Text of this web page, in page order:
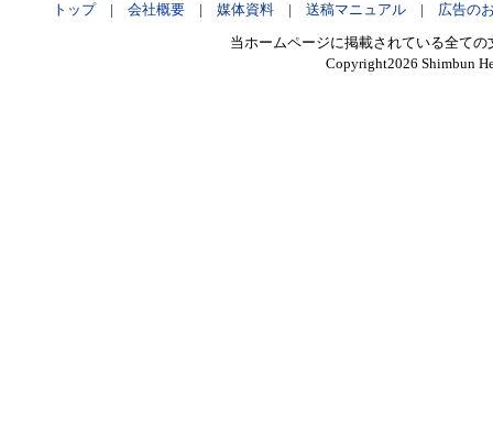
トップ| 会社概要| 媒体資料| 送稿マニュアル| 広告の
当ホームページに掲載されている全て
Copyright2026 Shimbun